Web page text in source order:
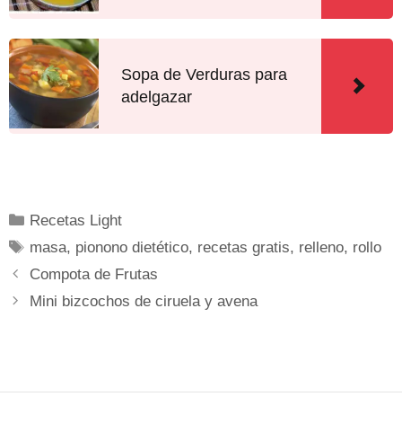
Sopa de Verduras para
adelgazar
Recetas Light
masa, pionono dietético, recetas gratis, relleno, rollo
Compota de Frutas
Mini bizcochos de ciruela y avena